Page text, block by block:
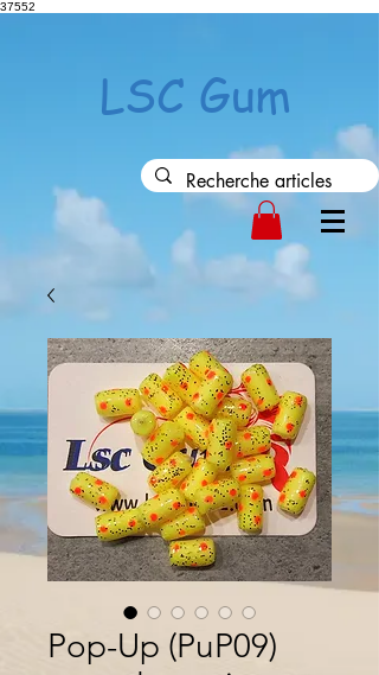
37552
LSC Gum
Pop-Up (PuP09)